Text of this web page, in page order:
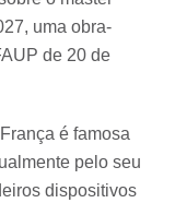
uma obra-
de 20 de
é famosa
pelo seu
dispositivos